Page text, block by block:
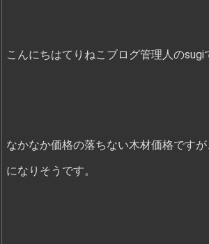
こんにちはてりねこブログ管理人のsugi
なかなか価格の落ちない木材価格です
になりそうです。